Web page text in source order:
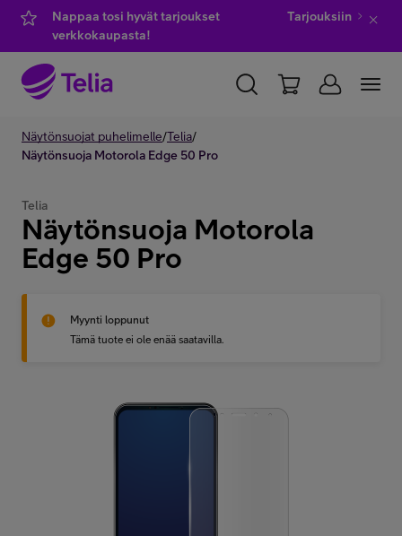
Nappaa tosi hyvät tarjoukset
verkkokaupasta!
Tarjouksiin
YKSITYISILLE YRITYKSILLE
Kauppa
IT-palvelut
Asiakastuki
Minun Telia Yrityksille
Näytönsuojat puhelimelle/Telia/
Näytönsuoja Motorola Edge 50 Pro
Telia
Näytönsuoja Motorola
Edge 50 Pro
Myynti loppunut
Tämä tuote ei ole enää saatavilla.